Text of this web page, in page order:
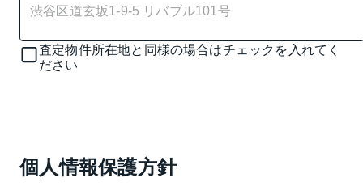
査定物件所在地と同様の場合はチェックを入れてく
ださい
個人情報保護方針